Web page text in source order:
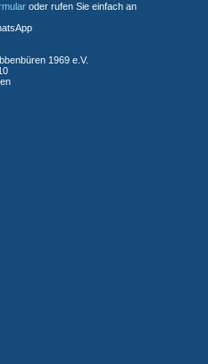
oder rufen Sie einfach an
1969 e.V.